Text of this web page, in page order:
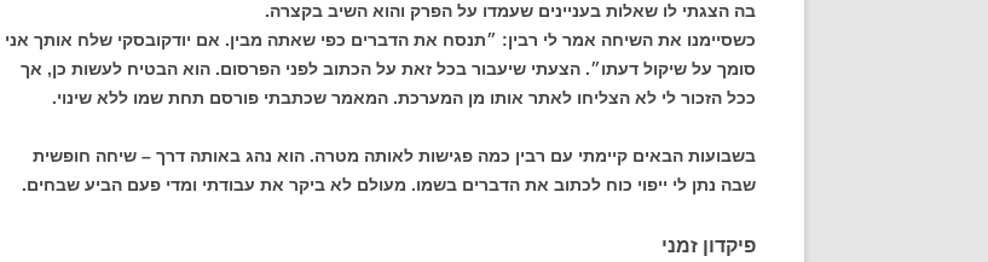
בה הצגתי לו שאלות בעניינים שעמדו על הפרק והוא השיב בקצרה.
כשסיימנו את השיחה אמר לי רבין: ״תנסח את הדברים כפי שאתה מבין. אם יודקובסקי שלח אותך אני
סומך על שיקול דעתו״. הצעתי שיעבור בכל זאת על הכתוב לפני הפרסום. הוא הבטיח לעשות כן, אך
ככל הזכור לי לא הצליחו לאתר אותו מן המערכת. המאמר שכתבתי פורסם תחת שמו ללא שינוי.
בשבועות הבאים קיימתי עם רבין כמה פגישות לאותה מטרה. הוא נהג באותה דרך – שיחה חופשית
שבה נתן לי ייפוי כוח לכתוב את הדברים בשמו. מעולם לא ביקר את עבודתי ומדי פעם הביע שבחים.
פיקדון זמני